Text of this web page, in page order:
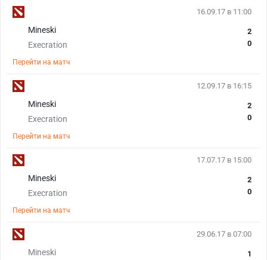
16.09.17 в 11:00
Mineski
Execration
2
0
Перейти на матч
12.09.17 в 16:15
Mineski
Execration
2
0
Перейти на матч
17.07.17 в 15:00
Mineski
Execration
2
0
Перейти на матч
29.06.17 в 07:00
Mineski
1